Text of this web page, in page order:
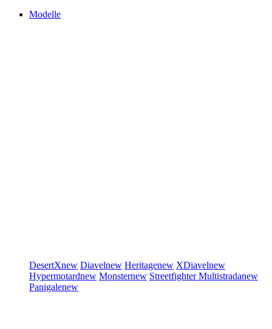
Modelle
DesertXnew Diavelnew Heritagenew XDiavelnew
Hypermotardnew Monsternew StreetfighterMultistradanew
Panigalenew